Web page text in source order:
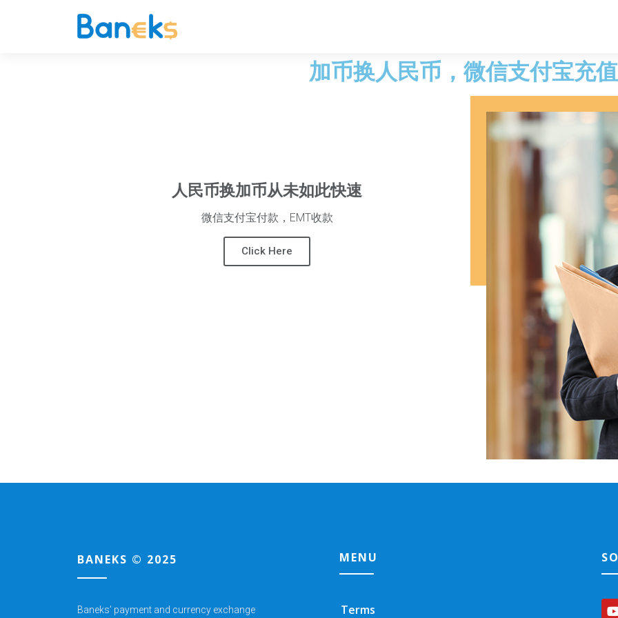
加币换人民币，微信支付宝充值
人民币换加币从未如此快速
微信支付宝付款，EMT收款
Click Here
BANEKS © 2025
Baneks’ payment and currency exchange
MENU
Terms